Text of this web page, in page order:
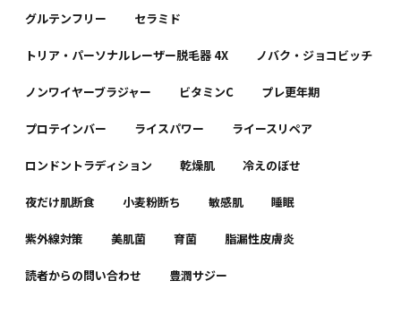
グルテンフリー セラミド
トリア・パーソナルレーザー脱毛器 4X ノバク・ジョコビッチ
ノンワイヤーブラジャー ビタミンC プレ更年期
プロテインバー ライスパワー ライースリペア
ロンドントラディション 乾燥肌 冷えのぼせ
夜だけ肌断食 小麦粉断ち 敏感肌 睡眠
紫外線対策 美肌菌 育菌 脂漏性皮膚炎
読者からの問い合わせ 豊潤サジー